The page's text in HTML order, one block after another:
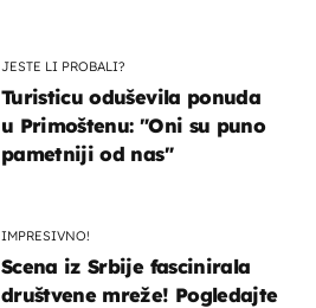
JESTE LI PROBALI?
Turisticu oduševila ponuda
u Primoštenu: "Oni su puno
pametniji od nas"
IMPRESIVNO!
Scena iz Srbije fascinirala
društvene mreže! Pogledajte